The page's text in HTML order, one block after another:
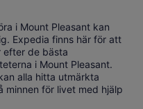
i Mount Pleasant kan
Expedia finns här för att
efter de bästa
i Mount Pleasant.
alla hitta utmärkta
minnen för livet med hjälp